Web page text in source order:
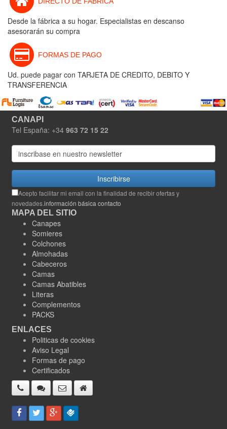
Desde la fábrica a su hogar. Especialistas en descanso
asesorarán su compra
FORMAS DE PAGO
Ud. puede pagar con TARJETA DE CREDITO, DEBITO Y
TRANSFERENCIA
CANAPI
Tel España: +34 963 72 15 22
Inscribirse
Acepto facilitar mi email con la finalidad de recibir ofertas y
novedades.información básica contacto
MAPA DEL SITIO
Canapes
Somieres
Colchones
Almohadas
Cabeceros
Camas
Camas Abatibles
Literas
Complementos
PACKS
ENLACES
Politicas de cookies
Aviso Legal
Formas de pago
Certificados